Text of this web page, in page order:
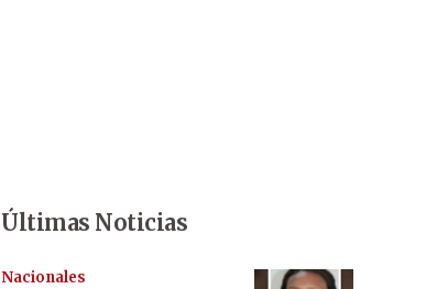
Últimas Noticias
Nacionales